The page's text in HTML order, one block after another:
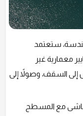
ستعتمد
معمارية غير
إلى السقف، وصولاً إلى
مع المسطح